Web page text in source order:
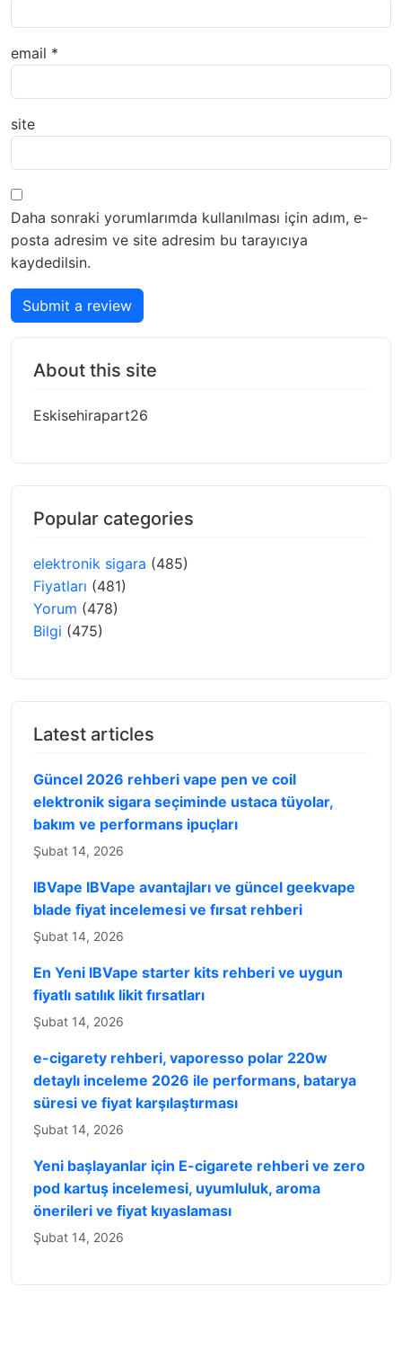
email *
site
Daha sonraki yorumlarımda kullanılması için adım, e-
posta adresim ve site adresim bu tarayıcıya
kaydedilsin.
Submit a review
About this site
Eskisehirapart26
Popular categories
elektronik sigara (485)
Fiyatları (481)
Yorum (478)
Bilgi (475)
Latest articles
Güncel 2026 rehberi vape pen ve coil
elektronik sigara seçiminde ustaca tüyolar,
bakım ve performans ipuçları
Şubat 14, 2026
IBVape IBVape avantajları ve güncel geekvape
blade fiyat incelemesi ve fırsat rehberi
Şubat 14, 2026
En Yeni IBVape starter kits rehberi ve uygun
fiyatlı satılık likit fırsatları
Şubat 14, 2026
e-cigarety rehberi, vaporesso polar 220w
detaylı inceleme 2026 ile performans, batarya
süresi ve fiyat karşılaştırması
Şubat 14, 2026
Yeni başlayanlar için E-cigarete rehberi ve zero
pod kartuş incelemesi, uyumluluk, aroma
önerileri ve fiyat kıyaslaması
Şubat 14, 2026